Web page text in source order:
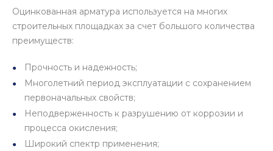
Оцинкованная арматура используется на многих
строительных площадках за счет большого количества
преимуществ:
Прочность и надежность;
Многолетний период эксплуатации с сохранением
первоначальных свойств;
Неподверженность к разрушению от коррозии и
процесса окисления;
Широкий спектр применения;